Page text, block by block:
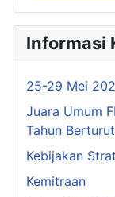
Informasi
25-29 Mei
Juara Umum
Tahun
Kebijakan
Kemitraan